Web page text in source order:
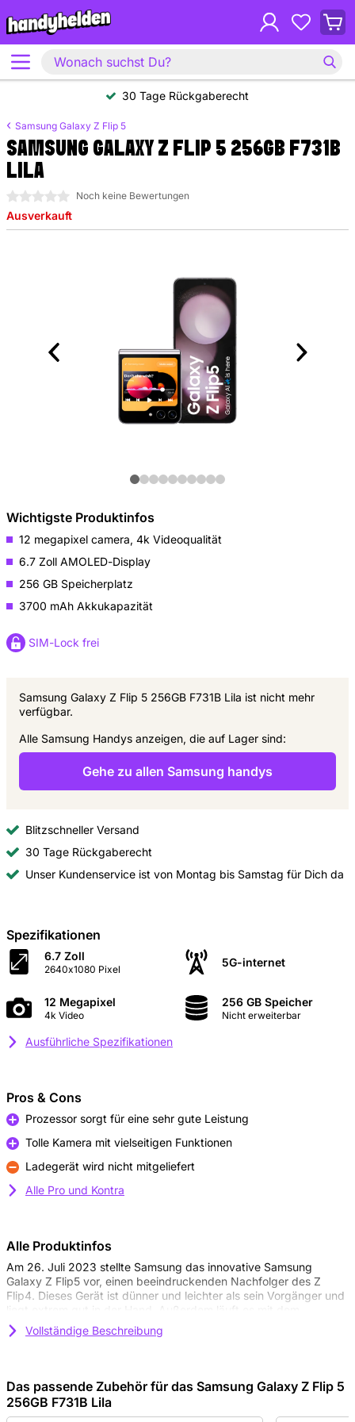
30 Tage Rückgaberecht
Samsung Galaxy Z Flip 5
SAMSUNG GALAXY Z FLIP 5 256GB F731B
LILA
0 Sterne Noch keine Bewertungen
Ausverkauft
Wichtigste Produktinfos
12 megapixel camera, 4k Videoqualität
6.7 Zoll AMOLED-Display
256 GB Speicherplatz
3700 mAh Akkukapazität
SIM-Lock frei
Samsung Galaxy Z Flip 5 256GB F731B Lila ist nicht mehr
verfügbar.
Alle Samsung Handys anzeigen, die auf Lager sind:
Gehe zu allen Samsung handys
Blitzschneller Versand
30 Tage Rückgaberecht
Unser Kundenservice ist von Montag bis Samstag für Dich da
Spezifikationen
6.7 Zoll
2640x1080 Pixel
5G-internet
12 Megapixel
4k Video
256 GB Speicher
Nicht erweiterbar
Ausführliche Spezifikationen
Pros & Cons
Pro
Prozessor sorgt für eine sehr gute Leistung
Pro
Tolle Kamera mit vielseitigen Funktionen
Kontra
Ladegerät wird nicht mitgeliefert
Alle Pro und Kontra
Alle Produktinfos
Am 26. Juli 2023 stellte Samsung das innovative Samsung
Galaxy Z Flip5 vor, einen beeindruckenden Nachfolger des Z
Flip4. Dieses Gerät ist dünner und leichter als sein Vorgänger und
liegt extrem gut in der Hand. Außerdem läuft es mit dem
neuesten Snapdragon 8 Gen2-Prozessor, so dass es immer das
liefert, was Sie erwarten. Was das Aussehen betrifft, ist der
Dynamische AMOLED-Bildschirme von höchster
Qualität
Vollständige Beschreibung
Das passende Zubehör für das Samsung Galaxy Z Flip 5
256GB F731B Lila